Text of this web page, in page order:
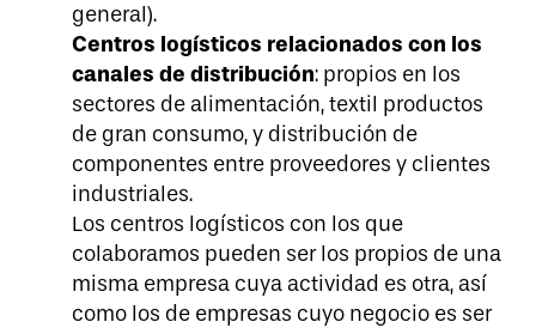
general).
Centros logísticos relacionados con los
canales de distribución: propios en los
sectores de alimentación, textil productos
de gran consumo, y distribución de
componentes entre proveedores y clientes
industriales.
Los centros logísticos con los que
colaboramos pueden ser los propios de una
misma empresa cuya actividad es otra, así
como los de empresas cuyo negocio es ser